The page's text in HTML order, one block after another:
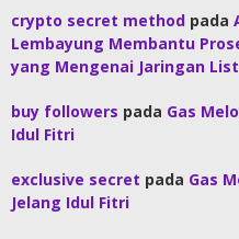
crypto secret method pada
Lembayung Membantu
yang Mengenai Jaringan
buy followers pada Gas
Idul Fitri
exclusive secret pada Gas
Jelang Idul Fitri